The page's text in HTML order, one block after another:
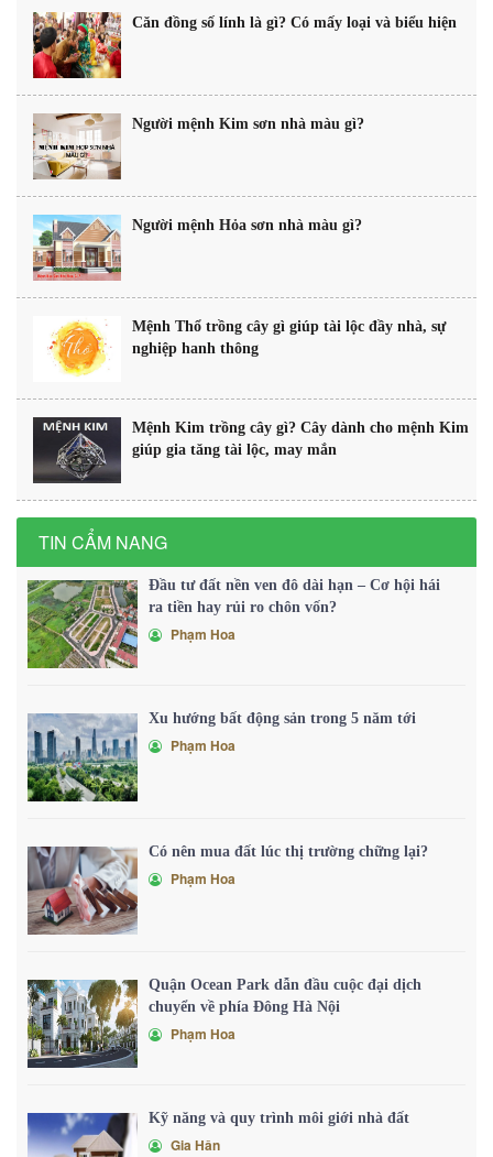
Căn đồng số lính là gì? Có mấy loại và biểu hiện
Người mệnh Kim sơn nhà màu gì?
Người mệnh Hỏa sơn nhà màu gì?
Mệnh Thổ trồng cây gì giúp tài lộc đầy nhà, sự
nghiệp hanh thông
Mệnh Kim trồng cây gì? Cây dành cho mệnh Kim
giúp gia tăng tài lộc, may mắn
TIN CẨM NANG
Đầu tư đất nền ven đô dài hạn – Cơ hội hái
ra tiền hay rủi ro chôn vốn?
Phạm Hoa
Xu hướng bất động sản trong 5 năm tới
Phạm Hoa
Có nên mua đất lúc thị trường chững lại?
Phạm Hoa
Quận Ocean Park dẫn đầu cuộc đại dịch
chuyển về phía Đông Hà Nội
Phạm Hoa
Kỹ năng và quy trình môi giới nhà đất
Gia Hân